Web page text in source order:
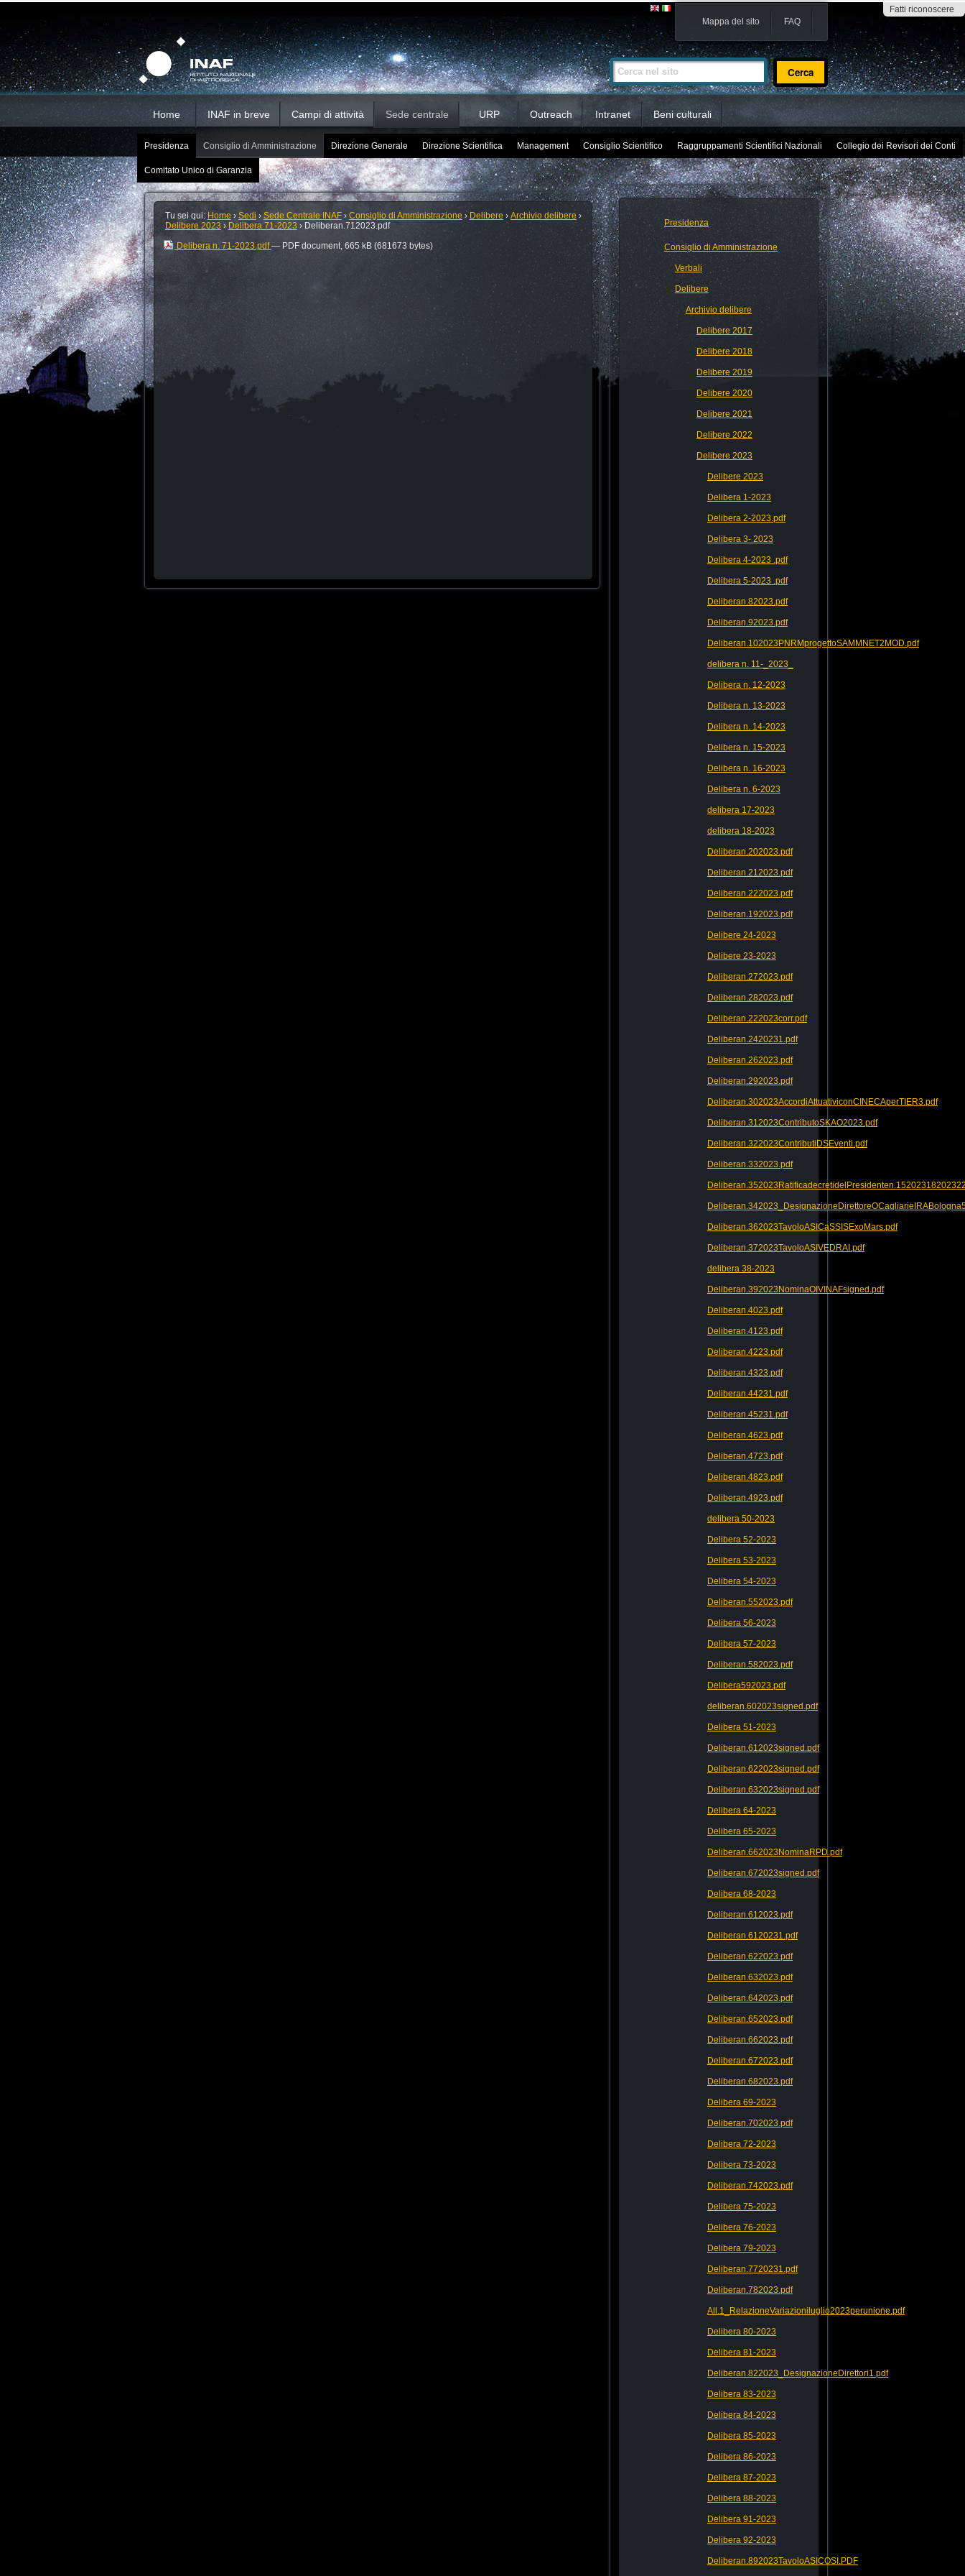
Fatti riconoscere
contenuti.
Salta
alla
navigazione
Mappa del sito FAQ
Cerca nel sito
Ricerca
avanzata…
Home INAF in breve Campi di attività Sede centrale URP Outreach Intranet Beni culturali
Presidenza Consiglio di Amministrazione Direzione Generale Direzione Scientifica Management Consiglio Scientifico Raggruppamenti Scientifici Nazionali Collegio dei Revisori dei Conti
Comitato Unico di Garanzia
Tu sei qui: Home › Sedi › Sede Centrale INAF › Consiglio di Amministrazione › Delibere › Archivio delibere ›
Delibere 2023 › Delibera 71-2023 › Deliberan.712023.pdf
Delibera n. 71-2023.pdf— PDF document, 665 kB (681673 bytes)
Presidenza
Consiglio di Amministrazione
Verbali
Delibere
Archivio delibere
Delibere 2017
Delibere 2018
Delibere 2019
Delibere 2020
Delibere 2021
Delibere 2022
Delibere 2023
Delibere 2023
Delibera 1-2023
Delibera 2-2023.pdf
Delibera 3- 2023
Delibera 4-2023 .pdf
Delibera 5-2023 .pdf
Deliberan.82023.pdf
Deliberan.92023.pdf
Deliberan.102023PNRMprogettoSAMMNET2MOD.pdf
delibera n. 11-_2023_
Delibera n. 12-2023
Delibera n. 13-2023
Delibera n. 14-2023
Delibera n. 15-2023
Delibera n. 16-2023
Delibera n. 6-2023
delibera 17-2023
delibera 18-2023
Deliberan.202023.pdf
Deliberan.212023.pdf
Deliberan.222023.pdf
Deliberan.192023.pdf
Delibere 24-2023
Delibere 23-2023
Deliberan.272023.pdf
Deliberan.282023.pdf
Deliberan.222023corr.pdf
Deliberan.2420231.pdf
Deliberan.262023.pdf
Deliberan.292023.pdf
Deliberan.302023AccordiAttuativiconCINECAperTIER3.pdf
Deliberan.312023ContributoSKAO2023.pdf
Deliberan.322023ContributiDSEventi.pdf
Deliberan.332023.pdf
Deliberan.362023TavoloASICaSSISExoMars.pdf
Deliberan.372023TavoloASIVEDRAI.pdf
delibera 38-2023
Deliberan.392023NominaOIVINAFsigned.pdf
Deliberan.4023.pdf
Deliberan.4123.pdf
Deliberan.4223.pdf
Deliberan.4323.pdf
Deliberan.44231.pdf
Deliberan.45231.pdf
Deliberan.4623.pdf
Deliberan.4723.pdf
Deliberan.4823.pdf
Deliberan.4923.pdf
delibera 50-2023
Delibera 52-2023
Delibera 53-2023
Delibera 54-2023
Deliberan.552023.pdf
Delibera 56-2023
Delibera 57-2023
Deliberan.582023.pdf
Delibera592023.pdf
deliberan.602023signed.pdf
Delibera 51-2023
Deliberan.612023signed.pdf
Deliberan.622023signed.pdf
Deliberan.632023signed.pdf
Delibera 64-2023
Delibera 65-2023
Deliberan.662023NominaRPD.pdf
Deliberan.672023signed.pdf
Delibera 68-2023
Deliberan.612023.pdf
Deliberan.6120231.pdf
Deliberan.622023.pdf
Deliberan.632023.pdf
Deliberan.642023.pdf
Deliberan.652023.pdf
Deliberan.662023.pdf
Deliberan.672023.pdf
Deliberan.682023.pdf
Delibera 69-2023
Deliberan.702023.pdf
Delibera 72-2023
Delibera 73-2023
Deliberan.742023.pdf
Delibera 75-2023
Delibera 76-2023
Delibera 79-2023
Deliberan.7720231.pdf
Deliberan.782023.pdf
All.1_RelazioneVariazioniluglio2023perunione.pdf
Delibera 80-2023
Delibera 81-2023
Deliberan.822023_DesignazioneDirettori1.pdf
Delibera 83-2023
Delibera 84-2023
Delibera 85-2023
Delibera 86-2023
Delibera 87-2023
Delibera 88-2023
Delibera 91-2023
Delibera 92-2023
Deliberan.892023TavoloASICOSI.PDF